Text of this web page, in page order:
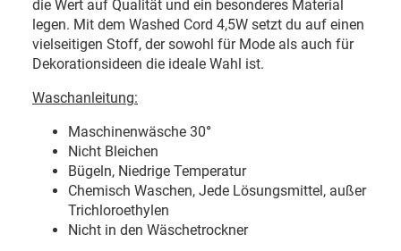
die Wert auf Qualität und ein besonderes Material
legen. Mit dem Washed Cord 4,5W setzt du auf einen
vielseitigen Stoff, der sowohl für Mode als auch für
Dekorationsideen die ideale Wahl ist.
Waschanleitung:
Maschinenwäsche 30°
Nicht Bleichen
Bügeln, Niedrige Temperatur
Chemisch Waschen, Jede Lösungsmittel, außer
Trichloroethylen
Nicht in den Wäschetrockner